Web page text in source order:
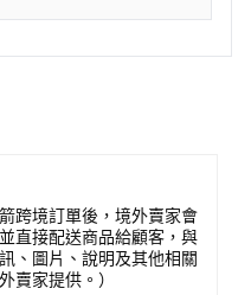
箭跨境訂單後，境外賣家會
直接配送商品給顧客，與
、圖片、說明及其他相關
賣家提供。）